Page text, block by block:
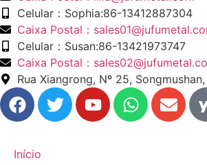
Celular：Sophia:86-13412887304
Caixa Postal：
Celular：Susan:86-13421973747
Caixa Postal：
Rua Xiangrong, Nº 25,
​Início